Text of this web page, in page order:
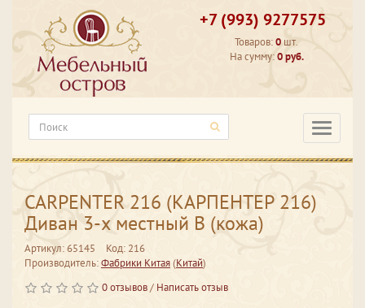
+7 (993) 9277575
Товаров:0 шт.
На сумму:0 руб.
CARPENTER 216 (КАРПЕНТЕР 216)
Диван 3-х местный В (кожа)
Артикул: 65145
Код: 216
Производитель:Фабрики Китая(Китай)
0 отзывов/ Написать отзыв